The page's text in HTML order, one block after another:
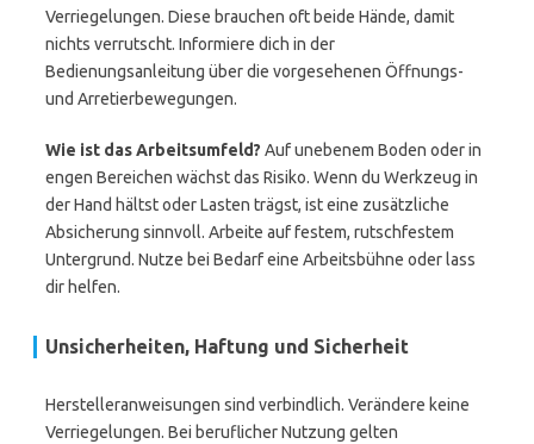
Verriegelungen. Diese brauchen oft beide Hände, damit
nichts verrutscht. Informiere dich in der
Bedienungsanleitung über die vorgesehenen Öffnungs-
und Arretierbewegungen.
Wie ist das Arbeitsumfeld? Auf unebenem Boden oder in
engen Bereichen wächst das Risiko. Wenn du Werkzeug in
der Hand hältst oder Lasten trägst, ist eine zusätzliche
Absicherung sinnvoll. Arbeite auf festem, rutschfestem
Untergrund. Nutze bei Bedarf eine Arbeitsbühne oder lass
dir helfen.
Unsicherheiten, Haftung und Sicherheit
Herstelleranweisungen sind verbindlich. Verändere keine
Verriegelungen. Bei beruflicher Nutzung gelten